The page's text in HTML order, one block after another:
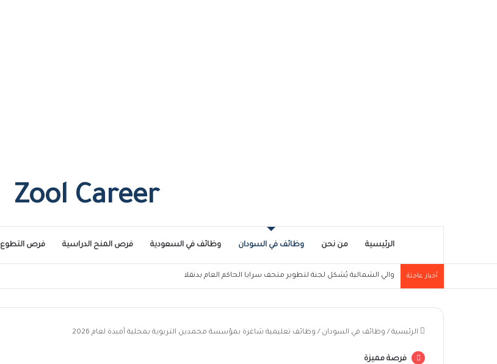
Zool Career
الرئيسية من نحن وظائف في السودان وظائف في السعودية فرص المنح الدراسية فرص التطوع
أخبار عاجلة والي الشمالية يُشكل لجنة لتطوير متحف سرايا الحاكم العام بدنقلا
الرئيسية / وظائف في السودان / وظائف تعليمية شاغرة بمؤسسة محمدين التربوية بمحلية أمبدة لعام 2026
فرصة مميزة